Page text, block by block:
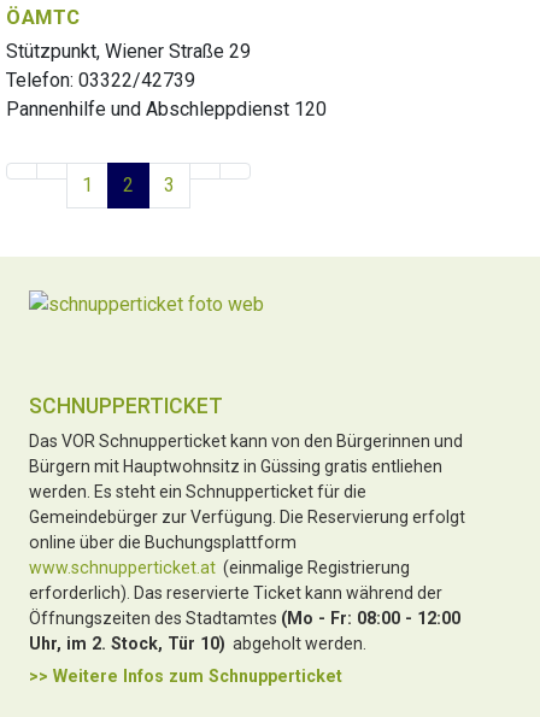
ÖAMTC
Stützpunkt, Wiener Straße 29
Telefon: 03322/42739
Pannenhilfe und Abschleppdienst 120
1 2 3
SCHNUPPERTICKET
Das VOR Schnupperticket kann von den Bürgerinnen und
Bürgern mit Hauptwohnsitz in Güssing gratis entliehen
werden. Es steht ein Schnupperticket für die
Gemeindebürger zur Verfügung. Die Reservierung erfolgt
online über die Buchungsplattform
www.schnupperticket.at (einmalige Registrierung
erforderlich). Das reservierte Ticket kann während der
Öffnungszeiten des Stadtamtes (Mo - Fr: 08:00 - 12:00
Uhr, im 2. Stock, Tür 10) abgeholt werden.
>> Weitere Infos zum Schnupperticket